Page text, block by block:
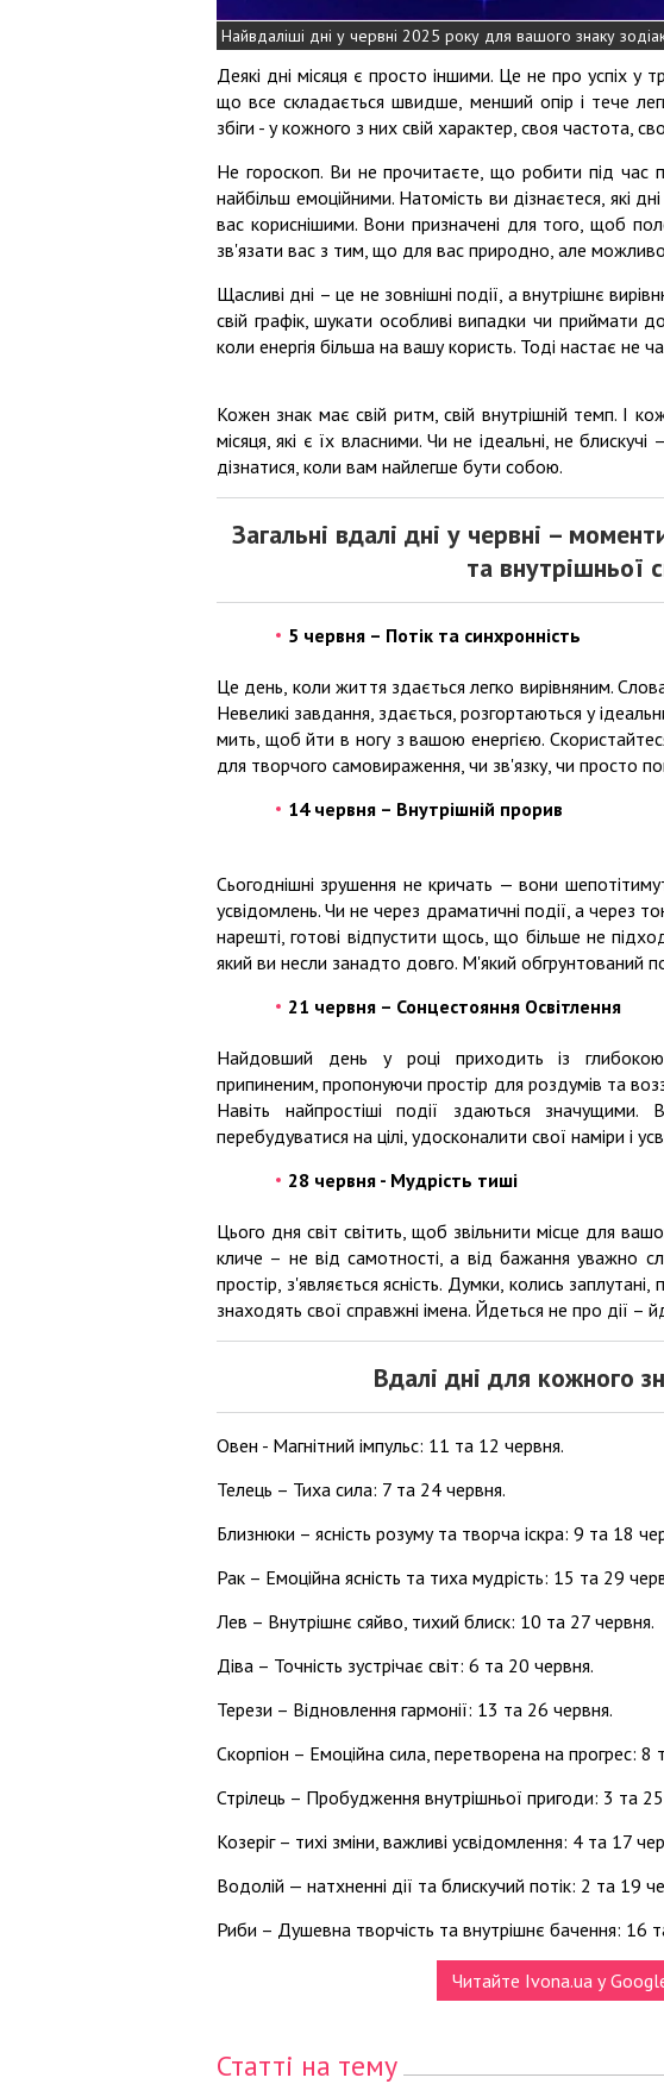
Найвдаліші дні у червні 2025 року для вашого знаку
Деякі дні місяця є просто іншими. Це не про успіх у
що все складається швидше, менший опір і тече
збіги - у кожного з них свій характер, своя частота,
Не гороскоп. Ви не прочитаєте, що робити під час
найбільш емоційними. Натомість ви дізнаєтеся, які
вас кориснішими. Вони призначені для того, щоб
зв'язати вас з тим, що для вас природно, але
Щасливі дні – це не зовнішні події, а внутрішнє
свій графік, шукати особливі випадки чи приймати
коли енергія більша на вашу користь. Тоді настає не
Кожен знак має свій ритм, свій внутрішній темп. І
місяця, які є їх власними. Чи не ідеальні, не
дізнатися, коли вам найлегше бути собою.
Загальні вдалі дні у червні –
та внутрішньої
5 червня – Потік та синхронність
Це день, коли життя здається легко вирівняним.
Невеликі завдання, здається, розгортаються у
мить, щоб йти в ногу з вашою енергією.
для творчого самовираження, чи зв'язку, чи просто
14 червня – Внутрішній прорив
Сьогоднішні зрушення не кричать — вони
усвідомлень. Чи не через драматичні події, а через
нарешті, готові відпустити щось, що більше не
який ви несли занадто довго. М'який обгрунтований
21 червня – Сонцестояння Освітлення
Найдовший день у році приходить із
припиненим, пропонуючи простір для роздумів та
Навіть найпростіші події здаються
перебудуватися на цілі, удосконалити свої наміри і
28 червня - Мудрість тиші
Цього дня світ світить, щоб звільнити місце для
кличе – не від самотності, а від бажання уважно
простір, з'являється ясність. Думки, колись
знаходять свої справжні імена. Йдеться не про дії –
Вдалі дні для кожного
Овен - Магнітний імпульс: 11 та 12 червня.
Телець – Тиха сила: 7 та 24 червня.
Близнюки – ясність розуму та творча іскра: 9 та 18
Рак – Емоційна ясність та тиха мудрість: 15 та 29
Лев – Внутрішнє сяйво, тихий блиск: 10 та 27 червня.
Діва – Точність зустрічає світ: 6 та 20 червня.
Терези – Відновлення гармонії: 13 та 26 червня.
Скорпіон – Емоційна сила, перетворена на прогрес: 8
Стрілець – Пробудження внутрішньої пригоди: 3 та
Козеріг – тихі зміни, важливі усвідомлення: 4 та 17
Водолій — натхненні дії та блискучий потік: 2 та 19
Риби – Душевна творчість та внутрішнє бачення: 16
Читайте Ivona.ua у
Статті на тему